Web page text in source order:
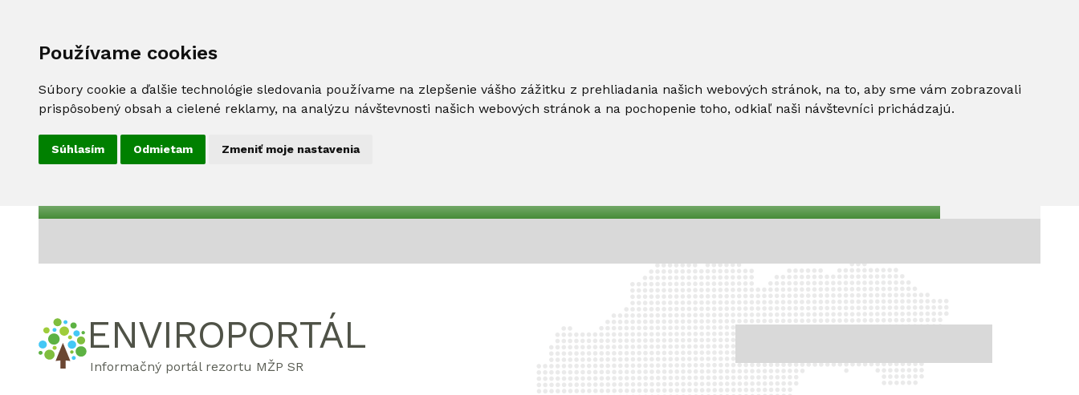
Používame cookies
Súbory cookie a ďalšie technológie sledovania používame na zlepšenie vášho zážitku z prehliadania našich webových stránok, na to, aby sme vám zobrazovali
prispôsobený obsah a cielené reklamy, na analýzu návštevnosti našich webových stránok a na pochopenie toho, odkiaľ naši návštevníci prichádzajú.
Súhlasím Odmietam Zmeniť moje nastavenia
ENVIROPORTÁL
Informačný portál rezortu MŽP SR